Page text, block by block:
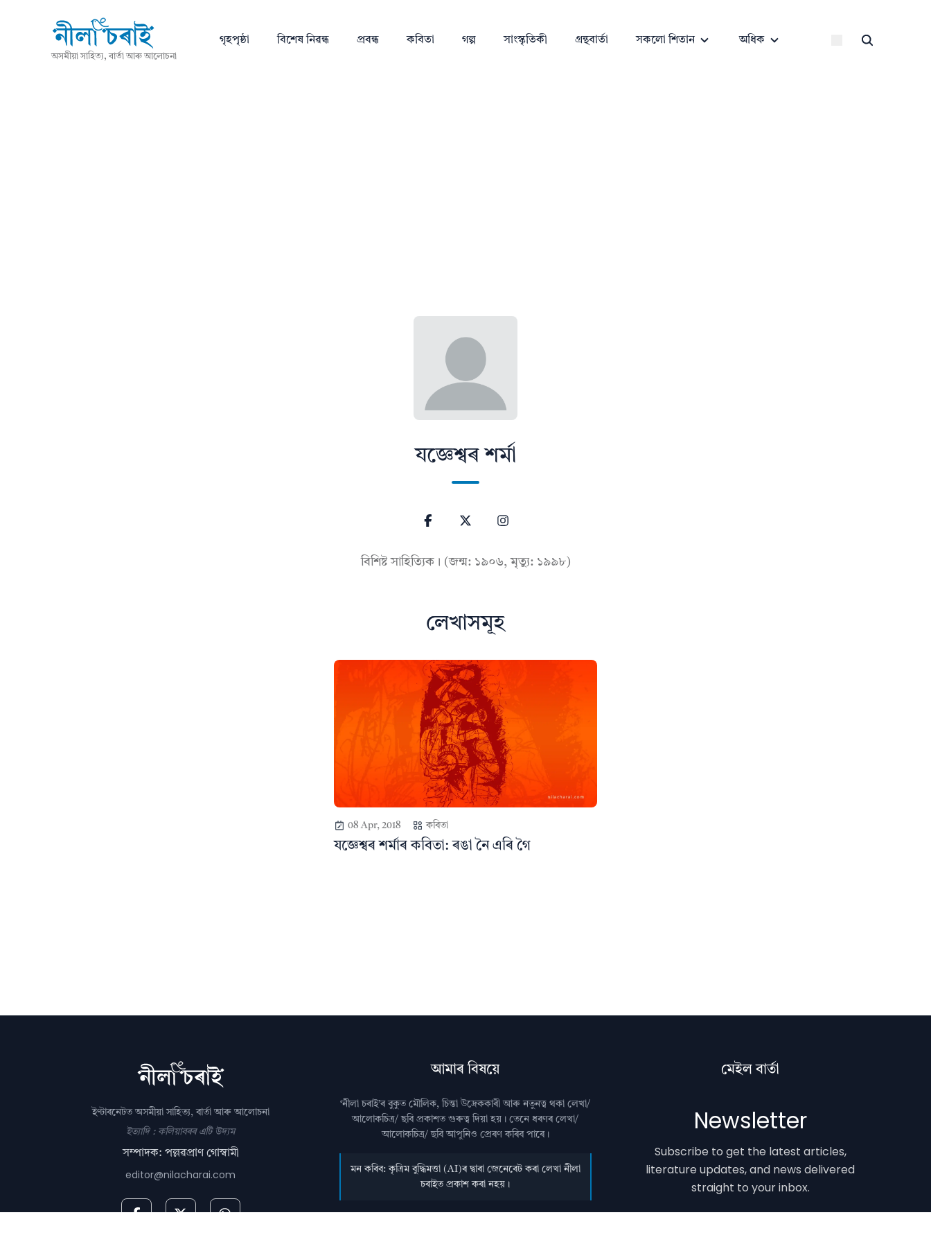
অসমীয়া সাহিত্য, বাৰ্তা আৰু আলোচনা
গৃহপৃষ্ঠা বিশেষ নিৱন্ধ প্ৰবন্ধ কবিতা গল্প সাংস্কৃতিকী গ্ৰন্থবাৰ্তা সকলো শিতান অধিক
যজ্ঞেশ্বৰ শৰ্মা
বিশিষ্ট সাহিত্যিক। (জন্ম: ১৯০৬, মৃত্যু: ১৯৯৮)
লেখাসমূহ
08 Apr, 2018 কবিতা
যজ্ঞেশ্বৰ শৰ্মাৰ কবিতা: ৰঙা নৈ এৰি গৈ
ইণ্টাৰনেটত অসমীয়া সাহিত্য, বাৰ্তা আৰু আলোচনা
ইত্যাদি : কলিয়াবৰৰ এটি উদ্যম
সম্পাদক: পল্লৱপ্ৰাণ গোস্বামী
editor@nilacharai.com
আমাৰ বিষয়ে
‘নীলা চৰাই’ৰ বুকুত মৌলিক, চিন্তা উদ্রেককাৰী আৰু নতুনত্ব থকা লেখা/
আলোকচিত্ৰ/ ছবি প্রকাশত গুৰুত্ব দিয়া হয়। তেনে ধৰণৰ লেখা/
আলোকচিত্ৰ/ ছবি আপুনিও প্রেৰণ কৰিব পাৰে।
মন কৰিব: কৃত্ৰিম বুদ্ধিমত্তা (AI)ৰ দ্বাৰা জেনেৰেট কৰা লেখা নীলা
চৰাইত প্ৰকাশ কৰা নহয়।
মেইল বাৰ্তা
Newsletter
Subscribe to get the latest articles,
literature updates, and news delivered
straight to your inbox.